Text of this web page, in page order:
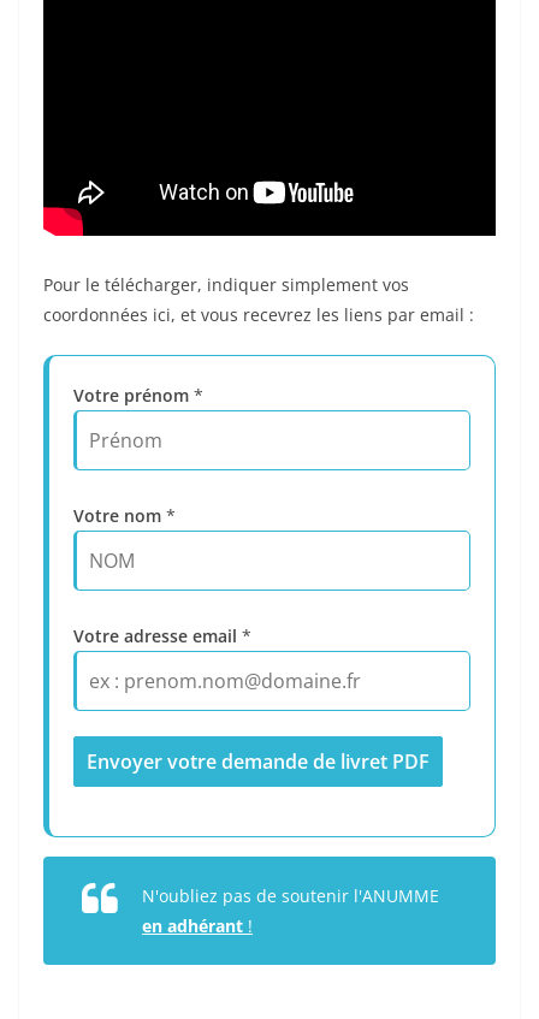
Pour le télécharger, indiquer simplement vos
coordonnées ici, et vous recevrez les liens par email :
Votre prénom *
Votre nom *
Votre adresse email *
N'oubliez pas de soutenir l'ANUMME
en adhérant !